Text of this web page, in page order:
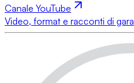
Canale YouTube
Video, format e racconti di gara